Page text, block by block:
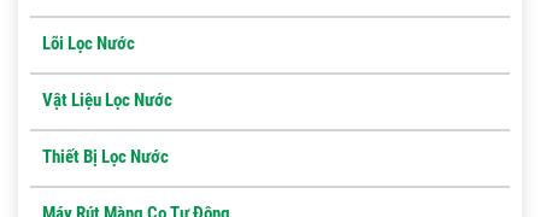
Lõi Lọc Nước
Vật Liệu Lọc Nước
Thiết Bị Lọc Nước